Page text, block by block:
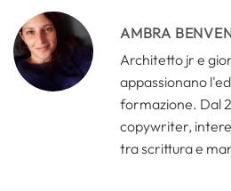
AMBRA
Architetto jr e
appassionano
formazione. Dal
copywriter,
tra scrittura e